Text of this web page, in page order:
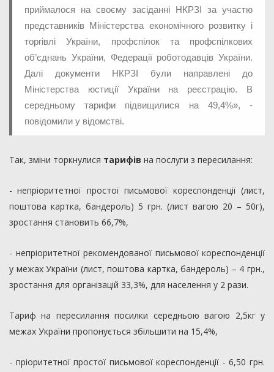
приймалося на своєму засіданні НКРЗІ за участю
представників Міністерства економічного розвитку і
торгівлі України, профспілок та профспілкових
об’єднань України, Федерації роботодавців України.
Далі документи НКРЗІ були направлені до
Міністерства юстиції України на реєстрацію. В
середньому тарифи підвищилися на 49,4%», -
повідомили у відомстві.
Так, зміни торкнулися тарифів на послуги з пересилання:
- непріоритетної простої письмової кореспонденції (лист,
поштова картка, бандероль) 5 грн. (лист вагою 20 – 50г),
зростання становить 66,7%,
- непріоритетної рекомендованої письмової кореспонденції
у межах України (лист, поштова картка, бандероль) – 4 грн.,
зростання для організацій 33,3%, для населення у 2 рази.
Тариф на пересилання посилки середньою вагою 2,5кг у
межах України пропонується збільшити на 15,4%,
- пріоритетної простої письмової кореспонденції - 6,50 грн.